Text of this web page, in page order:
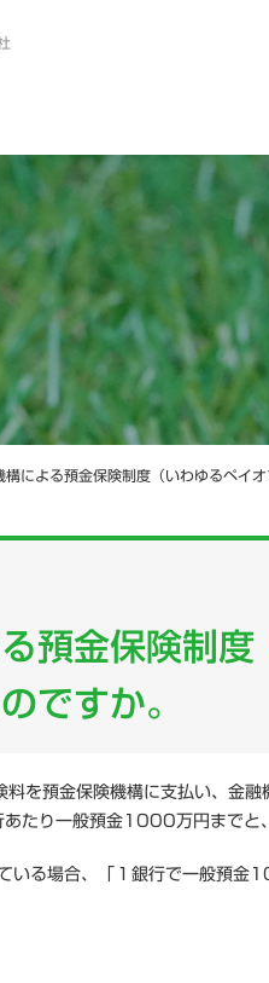
社会科指導書
デジタル教科書・教材
教科書・指導書・副教材の訂
研究会情報
地歴科・公民科 指導書
デジタル教科書・準拠ノー
資料集Webサポート
よくある質問
館書籍・児童書
帳の記念品
構による預金保険制度（いわゆるペイ
預金保険制
ですか。
を預金保険機構に支払い、金
たり一般預金1000万円までと
る場合、「１銀行で一般預金